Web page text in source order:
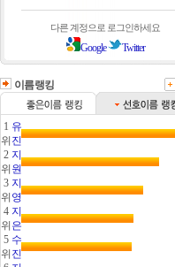
다른 계정으로 로그인하세요
Google Twitter
이름랭킹
1
위
유
진
2
위
지
원
3
위
지
영
4
위
지
은
5
위
수
진